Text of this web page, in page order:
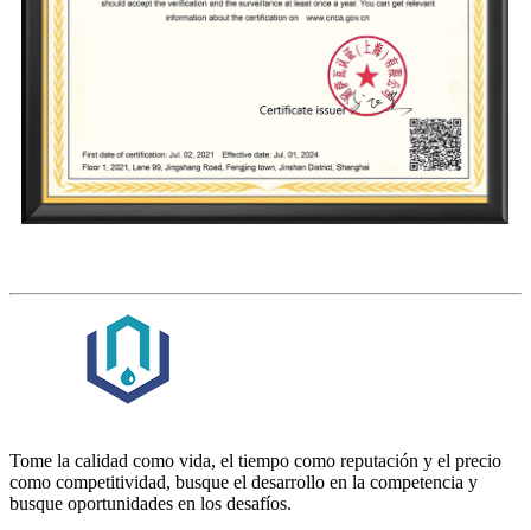
Tome la calidad como vida, el tiempo como reputación y el precio
como competitividad, busque el desarrollo en la competencia y
busque oportunidades en los desafíos.